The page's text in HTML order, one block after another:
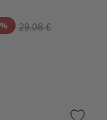
29,08 €